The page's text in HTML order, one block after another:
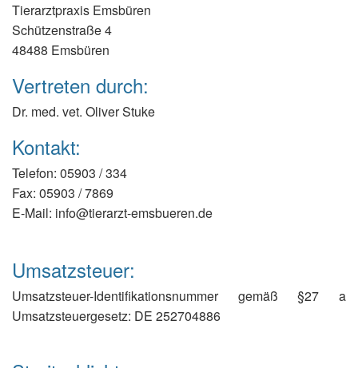
Tierarztpraxis Emsbüren
Schützenstraße 4
48488 Emsbüren
Vertreten durch:
Dr. med. vet. Oliver Stuke
Kontakt:
Telefon: 05903 / 334
Fax: 05903 / 7869
E-Mail: info@tierarzt-emsbueren.de
Umsatzsteuer:
Umsatzsteuer-Identifikationsnummer gemäß §27 a
Umsatzsteuergesetz: DE 252704886